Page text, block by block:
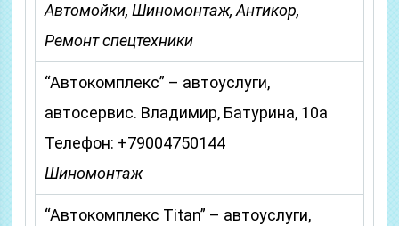
Автомойки, Шиномонтаж, Антикор,
Ремонт спецтехники
“Автокомплекс” – автоуслуги,
автосервис. Владимир, Батурина, 10а
Телефон: +79004750144
Шиномонтаж
“Автокомплекс Titan” – автоуслуги,